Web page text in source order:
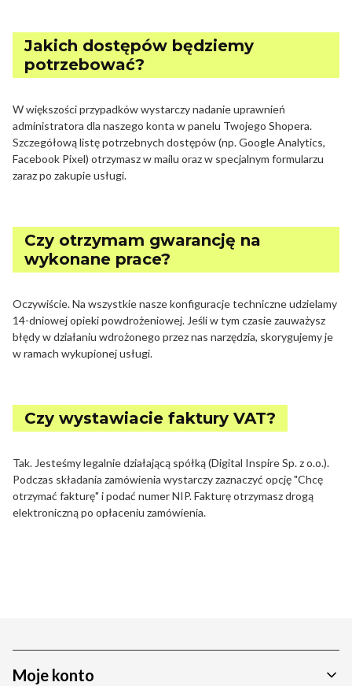
Jakich dostępów będziemy
potrzebować?
W większości przypadków wystarczy nadanie uprawnień
administratora dla naszego konta w panelu Twojego Shopera.
Szczegółową listę potrzebnych dostępów (np. Google Analytics,
Facebook Pixel) otrzymasz w mailu oraz w specjalnym formularzu
zaraz po zakupie usługi.
Czy otrzymam gwarancję na
wykonane prace?
Oczywiście. Na wszystkie nasze konfiguracje techniczne udzielamy
14-dniowej opieki powdrożeniowej. Jeśli w tym czasie zauważysz
błędy w działaniu wdrożonego przez nas narzędzia, skorygujemy je
w ramach wykupionej usługi.
Czy wystawiacie faktury VAT?
Tak. Jesteśmy legalnie działającą spółką (Digital Inspire Sp. z o.o.).
Podczas składania zamówienia wystarczy zaznaczyć opcję "Chcę
otrzymać fakturę" i podać numer NIP. Fakturę otrzymasz drogą
elektroniczną po opłaceniu zamówienia.
Linki w stopce
Moje konto